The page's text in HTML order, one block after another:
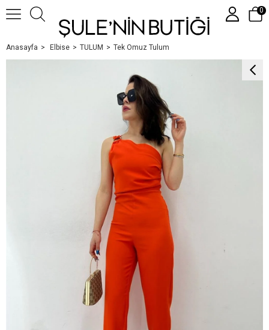
0
Anasayfa Elbise TULUM Tek Omuz Tulum